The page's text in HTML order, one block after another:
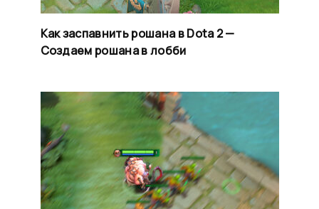
Как заспавнить рошана в Dota 2 —
Создаем рошана в лобби